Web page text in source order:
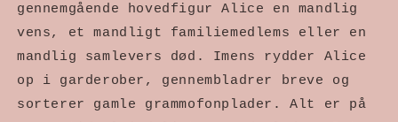
gennemgående hovedfigur Alice en mandlig
vens, et mandligt familiemedlems eller en
mandlig samlevers død. Imens rydder Alice
op i garderober, gennembladrer breve og
sorterer gamle grammofonplader. Alt er på